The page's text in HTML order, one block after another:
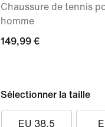
Chaussure de tennis
homme
149,99 €
Sélectionner la taille
EU 38.5